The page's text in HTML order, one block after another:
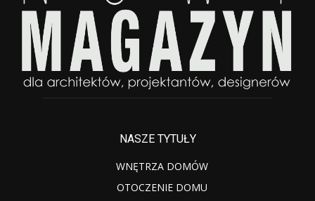
NASZE TYTUŁY
WNĘTRZA DOMÓW
OTOCZENIE DOMU